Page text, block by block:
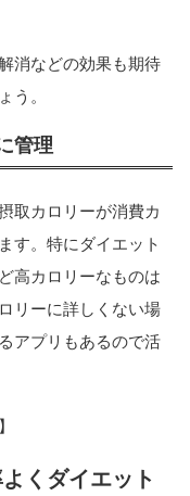
消などの効果も期待
う。
管理
取カロリーが消費カ
す。特にダイエット
高カロリーなものは
リーに詳しくない場
アプリもあるので活
】
くダイエット